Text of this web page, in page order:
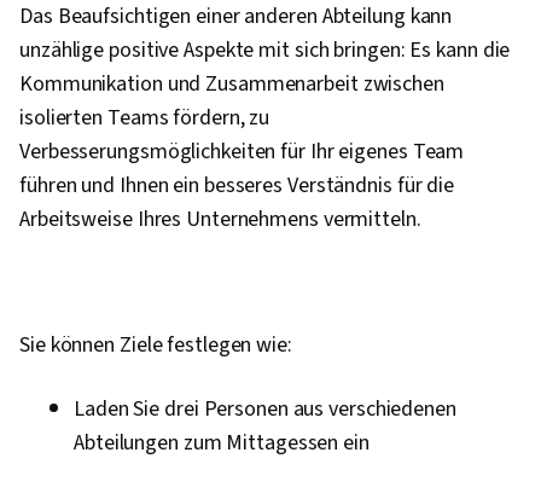
Das Beaufsichtigen einer anderen Abteilung kann
unzählige positive Aspekte mit sich bringen: Es kann die
Kommunikation und Zusammenarbeit zwischen
isolierten Teams fördern, zu
Verbesserungsmöglichkeiten für Ihr eigenes Team
führen und Ihnen ein besseres Verständnis für die
Arbeitsweise Ihres Unternehmens vermitteln.
Sie können Ziele festlegen wie:
Laden Sie drei Personen aus verschiedenen
Abteilungen zum Mittagessen ein